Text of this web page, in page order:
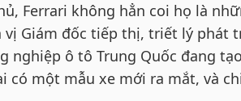
Ferrari không hẳn coi họ là
Giám đốc tiếp thị, triết lý phát
nghiệp ô tô Trung Quốc đang
một mẫu xe mới ra mắt, và